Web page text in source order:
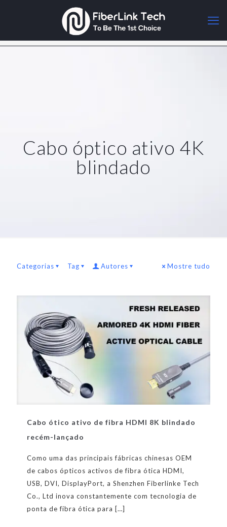
Cabo óptico ativo 4K
blindado
Categorias Tag Autores Mostre tudo
Cabo ótico ativo de fibra HDMI 8K blindado
recém-lançado
Como uma das principais fábricas chinesas OEM
de cabos ópticos activos de fibra ótica HDMI,
USB, DVI, DisplayPort, a Shenzhen Fiberlinke Tech
Co., Ltd inova constantemente com tecnologia de
ponta de fibra ótica para […]